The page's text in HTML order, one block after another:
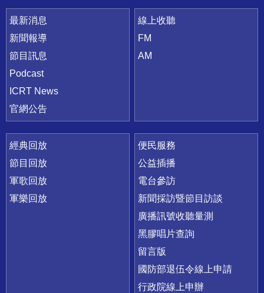
最新消息
新聞報導
節目訊息
Podcast
ICRT News
官網公告
線上收聽
FM
AM
經典回放
節目回放
軍歌回放
軍樂回放
便民服務
公益插播
電台參訪
新聞採訪暨節目訪談
廣播訊號收聽量測
黑膠唱片查詢
留言版
國防部退伍令線上申請
行政院線上申辦